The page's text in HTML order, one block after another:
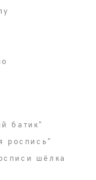
батик"
роспись"
шёлка